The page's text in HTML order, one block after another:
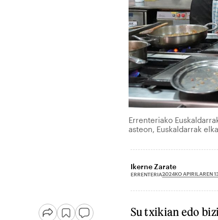
Errenteriako
asteon, Euskaldarrak
Ikerne Zarate
ERRENTERIA2024KO APIRILAREN
Su txikian edo